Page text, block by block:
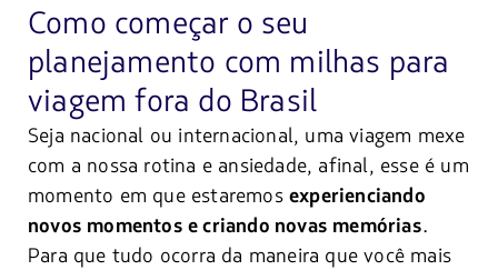
Como começar o seu
planejamento com milhas para
viagem fora do Brasil
Seja nacional ou internacional, uma viagem mexe
com a nossa rotina e ansiedade, afinal, esse é um
momento em que estaremos experienciando
novos momentos e criando novas memórias.
Para que tudo ocorra da maneira que você mais